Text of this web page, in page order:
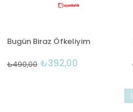
Bugün Biraz Öfkeliyim
₺392,00
₺490,00
1